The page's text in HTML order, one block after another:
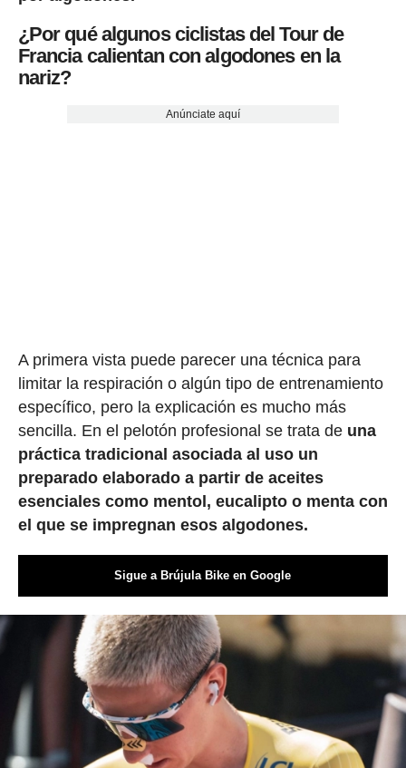
¿Por qué algunos ciclistas del Tour de
Francia calientan con algodones en la
nariz?
Anúnciate aquí
A primera vista puede parecer una técnica para
limitar la respiración o algún tipo de entrenamiento
específico, pero la explicación es mucho más
sencilla. En el pelotón profesional se trata de una
práctica tradicional asociada al uso un
preparado elaborado a partir de aceites
esenciales como mentol, eucalipto o menta con
el que se impregnan esos algodones.
Sigue a Brújula Bike en Google